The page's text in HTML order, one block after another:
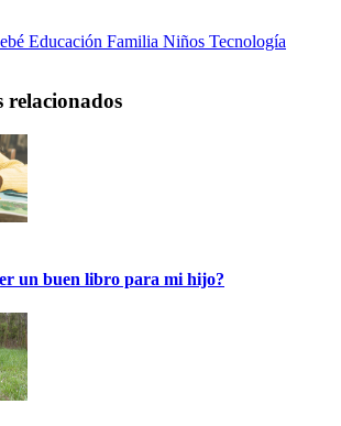
Educación Familia Niños Tecnología
relacionados
un buen libro para mi hijo?